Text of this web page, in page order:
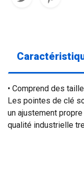
• Comprend des
Les pointes de clé
un ajustement
qualité industrielle